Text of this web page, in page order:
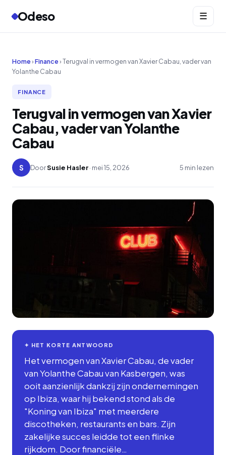
Odeso ☰
Home›Finance› Terugval in vermogen van Xavier Cabau, vader van
Yolanthe Cabau
FINANCE
Terugval in vermogen van Xavier
Cabau, vader van Yolanthe
Cabau
S DoorSusie Hasler· mei 15, 2026 5 min lezen
✦ HET KORTE ANTWOORD
Het vermogen van Xavier Cabau, de vader
van Yolanthe Cabau van Kasbergen, was
ooit aanzienlijk dankzij zijn ondernemingen
op Ibiza, waar hij bekend stond als de
"Koning van Ibiza" met meerdere
discotheken, restaurants en bars. Zijn
zakelijke succes leidde tot een flinke
rijkdom. Door financiële…